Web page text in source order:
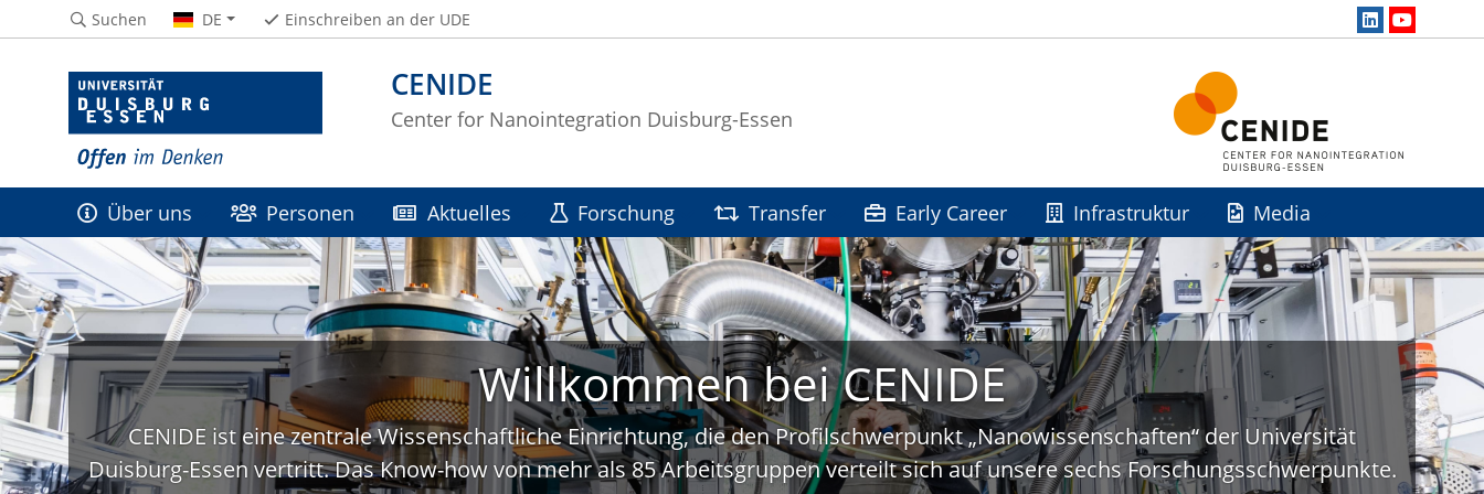
CENIDE
Center for Nanointegration Duisburg-Essen
Suchen DE Einschreiben an der UDE
Über uns Personen Aktuelles Forschung Transfer Early Career Infrastruktur Media
Willkommen bei CENIDE
CENIDE ist eine zentrale Wissenschaftliche Einrichtung, die den Profilschwerpunkt „Nanowissenschaften“ der Universität
Duisburg-Essen vertritt. Das Know-how von mehr als 85 Arbeitsgruppen verteilt sich auf unsere sechs Forschungsschwerpunkte.